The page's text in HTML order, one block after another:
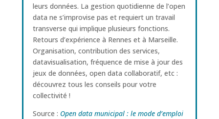
leurs données. La gestion quotidienne de l’open
data ne s’improvise pas et requiert un travail
transverse qui implique plusieurs fonctions.
Retours d’expérience à Rennes et à Marseille.
Organisation, contribution des services,
datavisualisation, fréquence de mise à jour des
jeux de données, open data collaboratif, etc :
découvrez tous les conseils pour votre
collectivité !
Source : Open data municipal : le mode d’emploi